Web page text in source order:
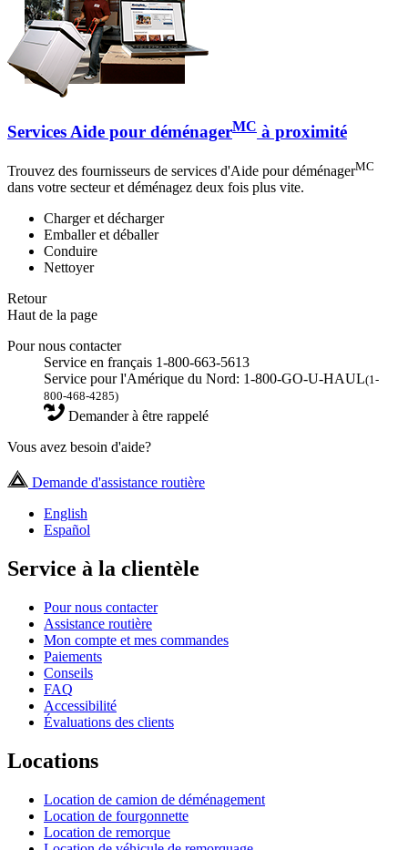
Services Aide pour déménagerMC à proximité
Trouvez des fournisseurs de services d'Aide pour déménagerMC
dans votre secteur et déménagez deux fois plus vite.
Charger et décharger
Emballer et déballer
Conduire
Nettoyer
Retour
Haut de la page
Pour nous contacter
Service en français 1-800-663-5613
Service pour l'Amérique du Nord: 1-800-GO-U-HAUL(1-
800-468-4285)
Demander à être rappelé
Vous avez besoin d'aide?
Demande d'assistance routière
English
Español
Service à la clientèle
Pour nous contacter
Assistance routière
Mon compte et mes commandes
Paiements
Conseils
FAQ
Accessibilité
Évaluations des clients
Locations
Location de camion de déménagement
Location de fourgonnette
Location de remorque